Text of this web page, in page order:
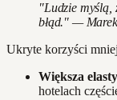
"Ludzie myślą,
błąd." —
Ukryte korzyści
Większa
hotelach